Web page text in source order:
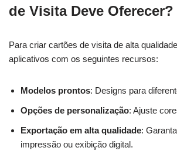
de Visita Deve Oferecer?
Para criar cartões de visita de alta
aplicativos com os seguintes recursos:
Modelos prontos: Designs para
Opções de personalização: Ajuste
Exportação em alta qualidade:
impressão ou exibição digital.